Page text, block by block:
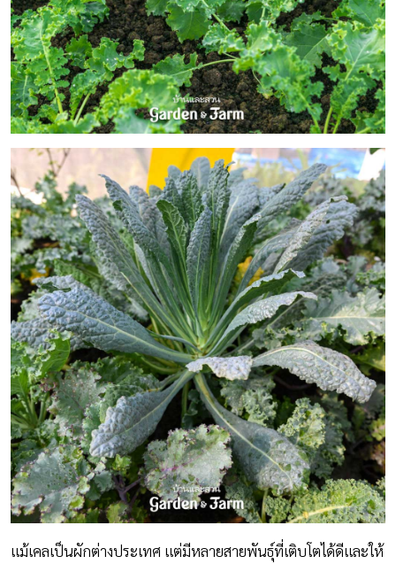
แม้เคลเป็นผักต่างประเทศ แต่มีหลายสายพันธุ์ที่เติบโตได้ดีและให้